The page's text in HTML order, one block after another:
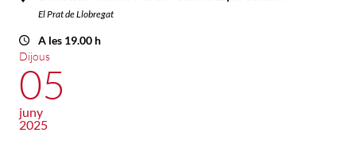
El Prat de Llobregat
A les 19.00 h
Dijous
05
juny
2025